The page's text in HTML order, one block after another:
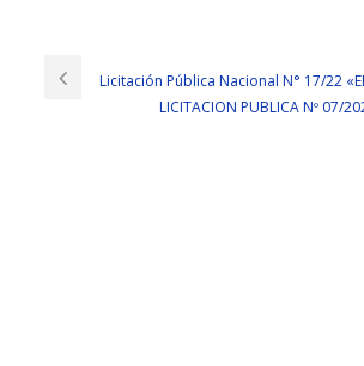
Licitación Pública Nacional N° 17/22
LICITACION PUBLICA Nº 07/